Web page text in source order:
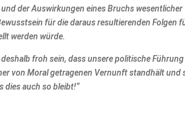
der Auswirkungen eines Bruchs
für die daraus resultierenden Folgen
werden würde.
froh sein, dass unsere politische
von Moral getragenen Vernunft standhält
dies auch so bleibt!“